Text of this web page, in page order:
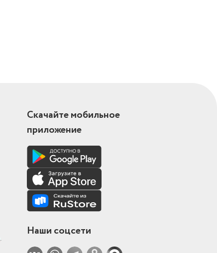
.
Скачайте мобильное
приложение
Наши соцсети